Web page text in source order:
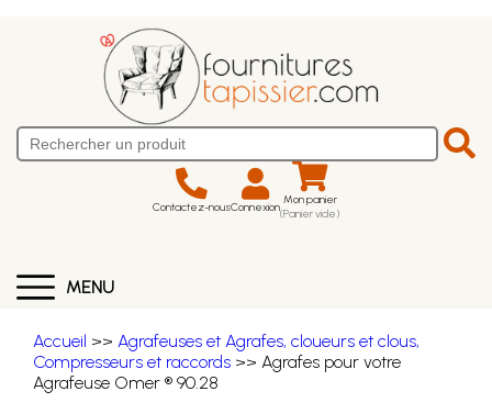
Contactez-nousConnexion Mon panier
(Panier vide)
MENU
Accueil >> Agrafeuses et Agrafes, cloueurs et clous,
Compresseurs et raccords >> Agrafes pour votre
Agrafeuse Omer ® 90.28